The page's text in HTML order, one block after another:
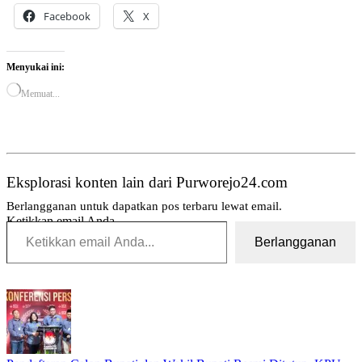
Facebook X
Menyukai ini:
Memuat...
Eksplorasi konten lain dari Purworejo24.com
Berlangganan untuk dapatkan pos terbaru lewat email.
Ketikkan email Anda...
Berlangganan
Tag:
24
jam
purworejo
berita
Topik:
Pwri